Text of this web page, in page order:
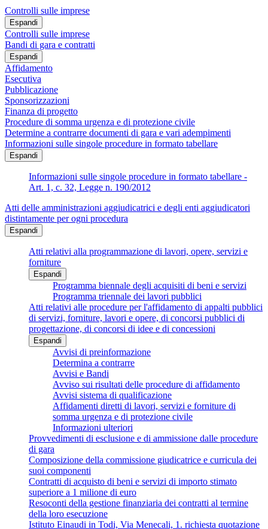
Controlli sulle imprese
Espandi
Controlli sulle imprese
Bandi di gara e contratti
Espandi
Affidamento
Esecutiva
Pubblicazione
Sponsorizzazioni
Finanza di progetto
Procedure di somma urgenza e di protezione civile
Determine a contrarre documenti di gara e vari adempimenti
Informazioni sulle singole procedure in formato tabellare
Espandi
Informazioni sulle singole procedure in formato tabellare -
Art. 1, c. 32, Legge n. 190/2012
Atti delle amministrazioni aggiudicatrici e degli enti aggiudicatori
distintamente per ogni procedura
Espandi
Atti relativi alla programmazione di lavori, opere, servizi e
forniture
Espandi
Programma biennale degli acquisiti di beni e servizi
Programma triennale dei lavori pubblici
Atti relativi alle procedure per l'affidamento di appalti pubblici
di servizi, forniture, lavori e opere, di concorsi pubblici di
progettazione, di concorsi di idee e di concessioni
Espandi
Avvisi di preinformazione
Determina a contrarre
Avvisi e Bandi
Avviso sui risultati delle procedure di affidamento
Avvisi sistema di qualificazione
Affidamenti diretti di lavori, servizi e forniture di
somma urgenza e di protezione civile
Informazioni ulteriori
Provvedimenti di esclusione e di ammissione dalle procedure
di gara
Composizione della commissione giudicatrice e curricula dei
suoi componenti
Contratti di acquisto di beni e servizi di importo stimato
superiore a 1 milione di euro
Resoconti della gestione finanziaria dei contratti al termine
della loro esecuzione
Istituto Einaudi in Todi, Via Menecali, 1. richiesta quotazione